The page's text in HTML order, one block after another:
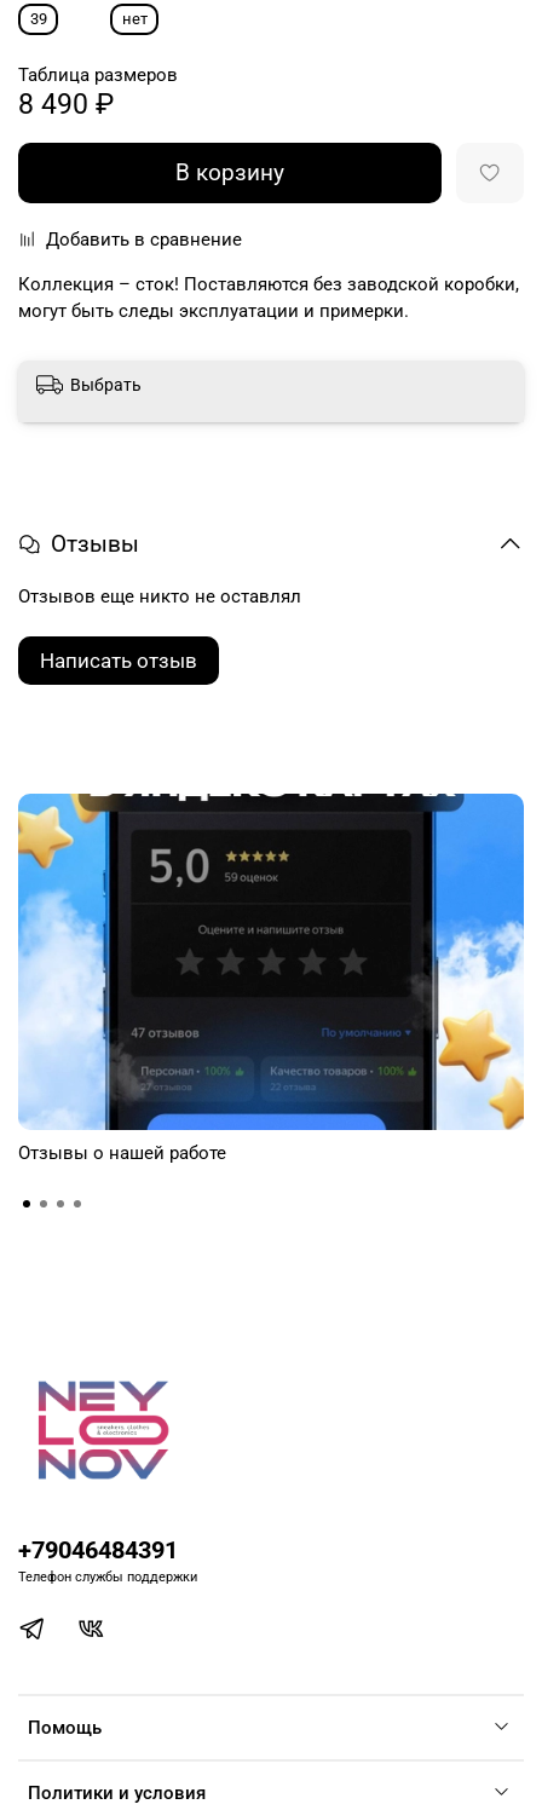
39
нет
Таблица размеров
8 490 ₽
В корзину
Добавить в сравнение
Коллекция – сток! Поставляются без заводской коробки,
могут быть следы эксплуатации и примерки.
Выбрать
Отзывы
Отзывов еще никто не оставлял
Написать отзыв
Отзывы о нашей работе
Помощь
Политики и условия
+79046484391
Телефон службы поддержки